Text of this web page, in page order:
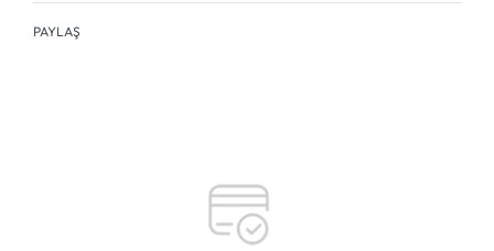
PAYLAŞ